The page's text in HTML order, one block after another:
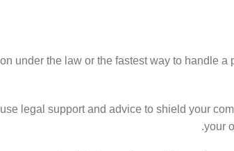
under the law or the fastest way to handle
legal support and advice to shield your
your